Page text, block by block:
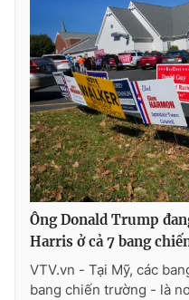
Ông Donald Trump
Harris ở cả 7 bang
VTV.vn - Tại Mỹ, các
bang chiến trường - là